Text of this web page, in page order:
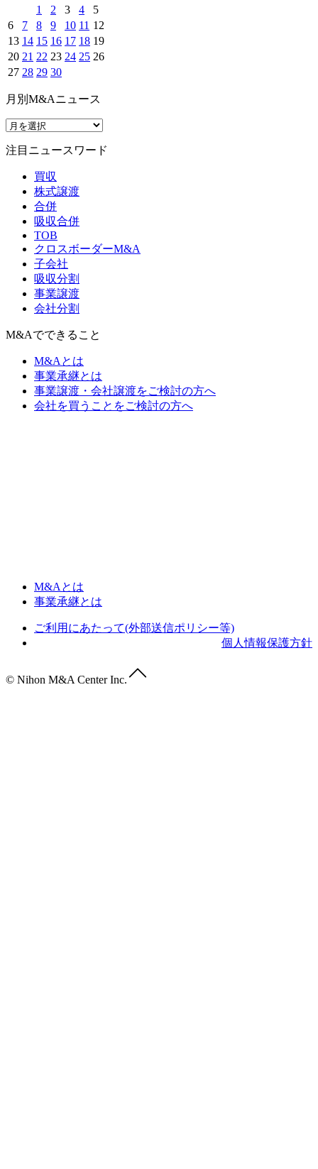
1
2 3 4
5
6
7 8 9 10 11 12
13 14 15 16 17 18 19
20 21 22 23 24 25 26
27 28 29 30
月別M&Aニュース
注目ニュースワード
買収
株式譲渡
合併
吸収合併
TOB
クロスボーダーM&A
子会社
吸収分割
事業譲渡
会社分割
M&Aでできること
M&Aとは
事業承継とは
事業譲渡・会社譲渡をご検討の方へ
会社を買うことをご検討の方へ
M&Aとは
事業承継とは
ご利用にあたって(外部送信ポリシー等)
個人情報保護方針
© Nihon M&A Center Inc.